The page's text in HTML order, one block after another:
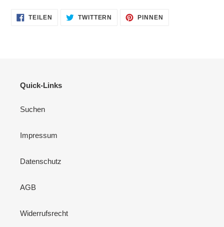
TEILEN
FACEBOOK
TWITTERN
AUF
TWITTER
PINNEN
Quick-Links
Suchen
Impressum
Datenschutz
AGB
Widerrufsrecht